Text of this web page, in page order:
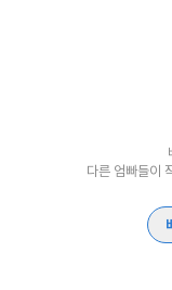
다른 엄빠들이